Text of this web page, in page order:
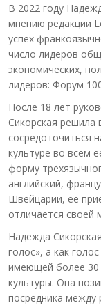
В 2022 году
мнению редакции
успех
число лидеров
экономических,
лидеров: Форум
После 18 лет
Сикорская решила
сосредоточиться
культуре во всём
форму
английский,
Швейцарии, её
отличается своей
Надежда
голос», а как
имеющей более 30
культуры. Она
посредника между